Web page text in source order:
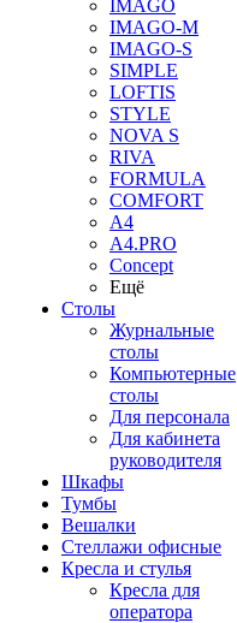
IMAGO
IMAGO-M
IMAGO-S
SIMPLE
LOFTIS
STYLE
NOVA S
RIVA
FORMULA
COMFORT
A4
A4.PRO
Concept
Ещё
Столы
Журнальные
столы
Компьютерные
столы
Для персонала
Для кабинета
руководителя
Шкафы
Тумбы
Вешалки
Стеллажи офисные
Кресла и стулья
Кресла для
оператора